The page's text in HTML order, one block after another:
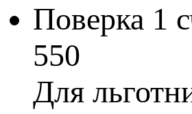
Поверка 1
550
Для